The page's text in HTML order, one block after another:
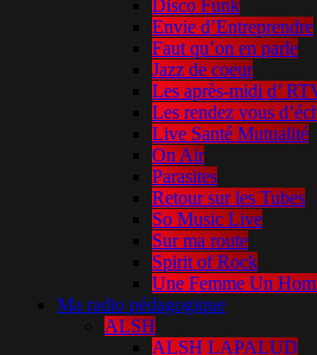
Disco Funk
Envie d’Entreprendre
Faut qu’on en parle
Jazz de coeur
Les après-midi d’
Les rendez vous
Live Santé Mutualité
On Air
Parasites
Retour sur les Tubes
So Music Live
Sur ma route
Spirit of Rock
Une Femme Un
Ma radio pédagogique
ALSH
ALSH LAPALUD